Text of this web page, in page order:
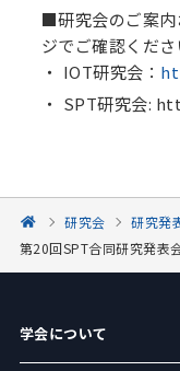
■研究会のご案内
ジでご確認くださ
IOT研究会：
SPT研究会:
研究会 研究発
第20回SPT合同研究発表
学会について